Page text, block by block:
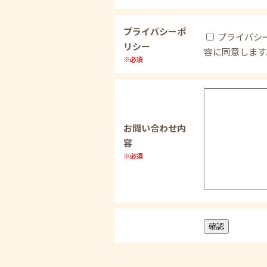
プライバシーポ
リシー
※必須
プライバシ
容に同意しま
お問い合わせ内
容
※必須